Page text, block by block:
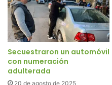
Secuestraron un automóvil
con numeración
adulterada
20 de agosto de 2025